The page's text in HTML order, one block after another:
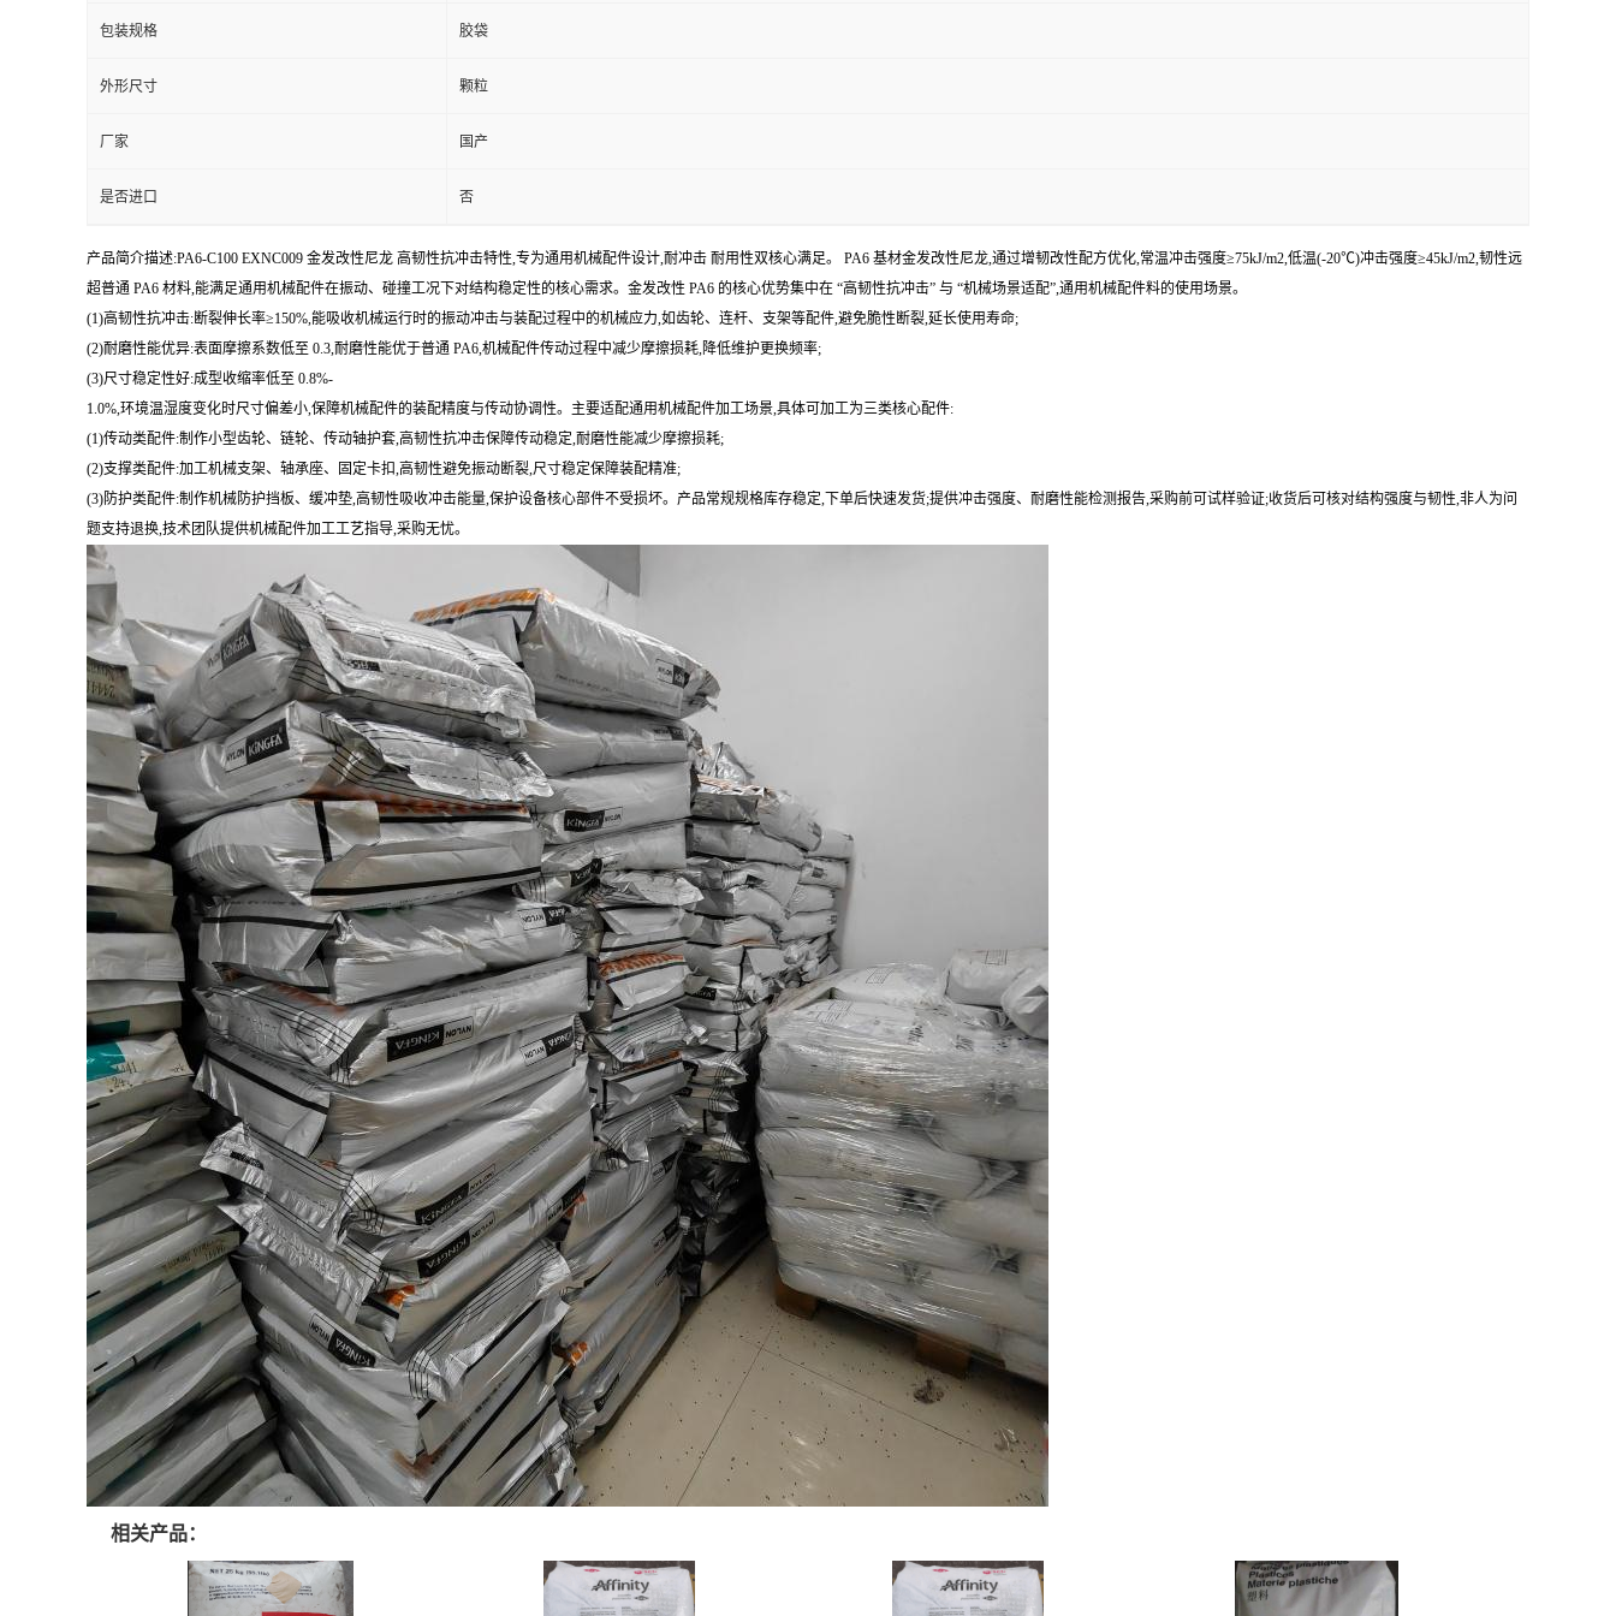
包装规格 胶袋
外形尺寸 颗粒
厂家 国产
是否进口 否
产品简介描述:PA6-C100 EXNC009 金发改性尼龙 高韧性抗冲击特性,专为通用机械配件设计,耐冲击 耐用性双核心满足。 PA6 基材金发改性尼龙,通过增韧改性配方优化,常温冲击强度≥75kJ/m2,低温(-20℃)冲击强度≥45kJ/m2,韧性远
超普通 PA6 材料,能满足通用机械配件在振动、碰撞工况下对结构稳定性的核心需求。金发改性 PA6 的核心优势集中在 “高韧性抗冲击” 与 “机械场景适配”,通用机械配件料的使用场景。
(1)高韧性抗冲击:断裂伸长率≥150%,能吸收机械运行时的振动冲击与装配过程中的机械应力,如齿轮、连杆、支架等配件,避免脆性断裂,延长使用寿命;
(2)耐磨性能优异:表面摩擦系数低至 0.3,耐磨性能优于普通 PA6,机械配件传动过程中减少摩擦损耗,降低维护更换频率;
(3)尺寸稳定性好:成型收缩率低至 0.8%-
1.0%,环境温湿度变化时尺寸偏差小,保障机械配件的装配精度与传动协调性。主要适配通用机械配件加工场景,具体可加工为三类核心配件:
(1)传动类配件:制作小型齿轮、链轮、传动轴护套,高韧性抗冲击保障传动稳定,耐磨性能减少摩擦损耗;
(2)支撑类配件:加工机械支架、轴承座、固定卡扣,高韧性避免振动断裂,尺寸稳定保障装配精准;
(3)防护类配件:制作机械防护挡板、缓冲垫,高韧性吸收冲击能量,保护设备核心部件不受损坏。产品常规规格库存稳定,下单后快速发货;提供冲击强度、耐磨性能检测报告,采购前可试样验证;收货后可核对结构强度与韧性,非人为问
题支持退换,技术团队提供机械配件加工工艺指导,采购无忧。
相关产品：